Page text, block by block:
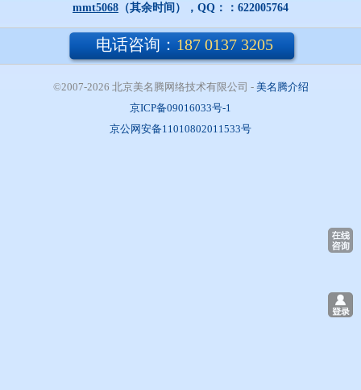
mmt5068 （其余时间），QQ：： 622005764
电话咨询： 187 0137 3205
©2007-2026 北京美名腾网络技术有限公司 - 美名腾介绍
京ICP备09016033号-1
京公网安备11010802011533号